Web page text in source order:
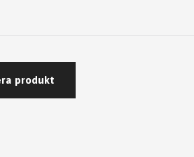
produkt